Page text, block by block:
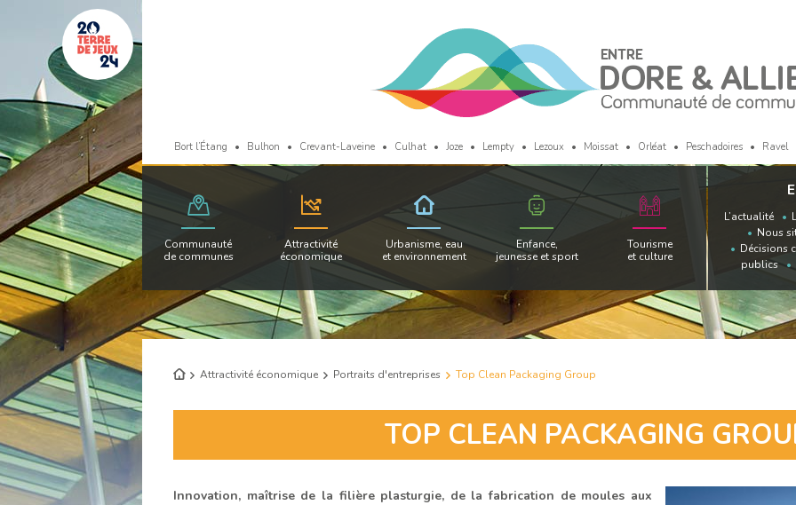
Bort l’Étang Bulhon Crevant-Laveine Culhat Joze Lempty Lezoux Moissat Orléat Peschadoires Ravel
Communauté
de communes
Attractivité
économique
Urbanisme, eau
et environnement
Enfance,
jeunesse et sport
Tourisme
et culture
L’actualité
Nous
Décisions
publics
Retour
l'accueil
Attractivité économique Portraits d'entreprises Top Clean Packaging Group
TOP CLEAN PACKAGING
Innovation, maîtrise de la filière plasturgie, de la fabrication de moules aux